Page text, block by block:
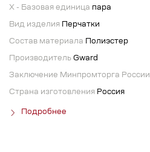
X - Базовая единица пара
Вид изделия Перчатки
Состав материала Полиэстер
Производитель Gward
Заключение Минпромторга России
Страна изготовления Россия
Подробнее